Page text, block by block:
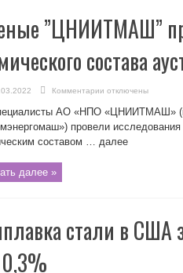
”ЦНИИТМАШ”
состава
Комментарии
Ученые
”ЦНИИТМАШ”
предложили
корректировку
химического
состава
отключены
АО «НПО «ЦНИИТМАШ»
провели
составом … далее
далее »
стали в США